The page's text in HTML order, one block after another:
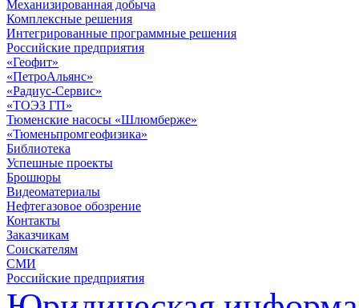
Механизированная добыча
Комплексные решения
Интегрированные программные решения
Российские предприятия
«Геофит»
«ПетроАльянс»
«Радиус-Сервис»
«ТОЭЗ ГП»
Тюменские насосы «Шлюмберже»
«Тюменьпромгеофизика»
Библиотека
Успешные проекты
Брошюры
Видеоматериалы
Нефтегазовое обозрение
Контакты
Заказчикам
Соискателям
СМИ
Российские предприятия